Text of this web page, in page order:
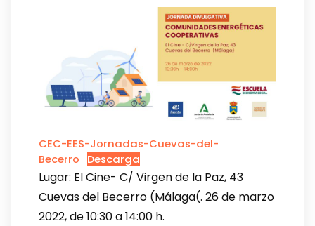
CEC-EES-Jornadas-Cuevas-del-
Becerro
Descarga
Lugar: El Cine- C/ Virgen de la Paz, 43
Cuevas del Becerro (Málaga(. 26 de marzo
2022, de 10:30 a 14:00 h.